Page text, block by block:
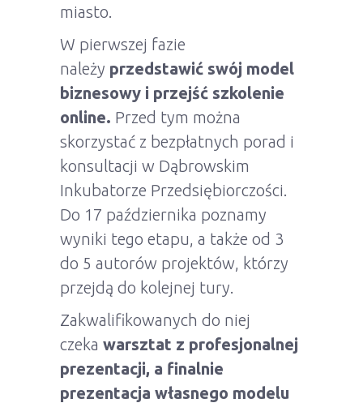
miasto.
W pierwszej fazie
należy przedstawić swój model
biznesowy i przejść szkolenie
online. Przed tym można
skorzystać z bezpłatnych porad i
konsultacji w Dąbrowskim
Inkubatorze Przedsiębiorczości.
Do 17 października poznamy
wyniki tego etapu, a także od 3
do 5 autorów projektów, którzy
przejdą do kolejnej tury.
Zakwalifikowanych do niej
czeka warsztat z profesjonalnej
prezentacji, a finalnie
prezentacja własnego modelu